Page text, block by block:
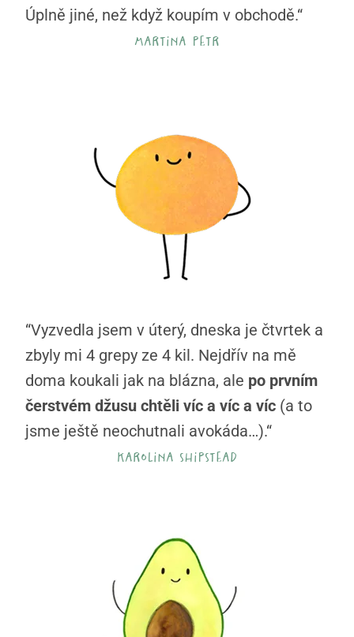
Úplně jiné, než když koupím v obchodě.“
martina petr
“Vyzvedla jsem v úterý, dneska je čtvrtek a
zbyly mi 4 grepy ze 4 kil. Nejdřív na mě
doma koukali jak na blázna, ale po prvním
čerstvém džusu chtěli víc a víc a víc (a to
jsme ještě neochutnali avokáda…).“
karolina shipstead